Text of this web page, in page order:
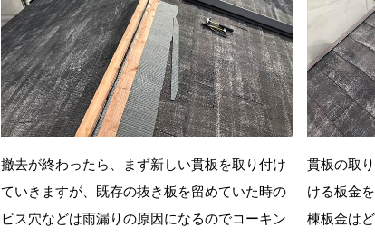
撤去が終わったら、まず新しい貫板を取り付け
ていきますが、既存の抜き板を留めていた時の
ビス穴などは雨漏りの原因になるのでコーキン
貫板の取
ける板金
棟板金は